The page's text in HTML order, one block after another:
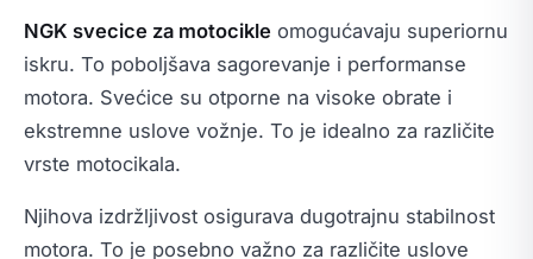
NGK svecice za motocikle omogućavaju superiornu
iskru. To poboljšava sagorevanje i performanse
motora. Svećice su otporne na visoke obrate i
ekstremne uslove vožnje. To je idealno za različite
vrste motocikala.
Njihova izdržljivost osigurava dugotrajnu stabilnost
motora. To je posebno važno za različite uslove